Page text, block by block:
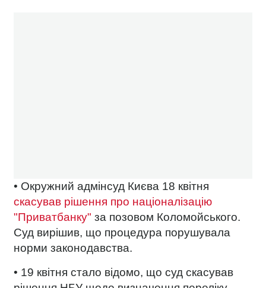
• Окружний адмінсуд Києва 18 квітня
скасував рішення про націоналізацію
"Приватбанку" за позовом Коломойського.
Суд вирішив, що процедура порушувала
норми законодавства.
• 19 квітня стало відомо, що суд скасував